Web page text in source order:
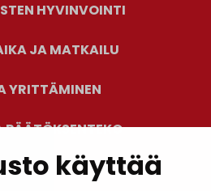
käyttää
HYVINVOINTI
JA MATKAILU
YRITTÄMINEN